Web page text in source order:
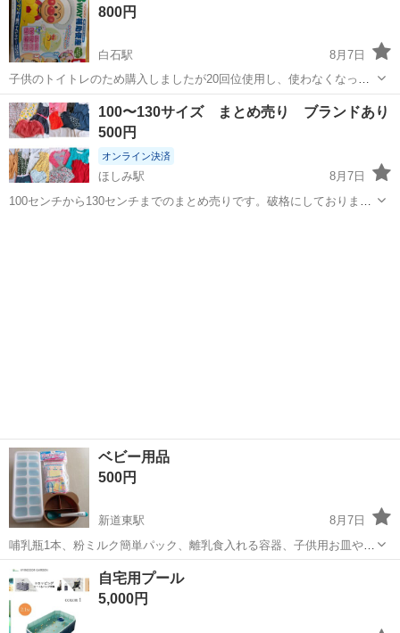
800円
白石駅
8月7日
子供のトイトレのため購入しましたが20回位使用し、使わなくなって
しまったのでお譲りします。 音などは、問題なく鳴ります。 未使用の
電池もお付けします。 楽天で3000円弱で購入しました。 洗剤にて洗
い、熱湯消毒をし、箱付き...
北海道 札幌市 白石駅 ベビー用品
100〜130サイズ まとめ売り ブランドあり
500円
オンライン決済
ほしみ駅
8月7日
100センチから130センチまでのまとめ売りです。破格にしております
ベビー用品
500円
新道東駅
8月7日
哺乳瓶1本、粉ミルク簡単パック、離乳食入れる容器、子供用お皿や温
度で色が変わるスプーンなど… 粉ミルク簡単パックは2個セットです
が1個は開封済です。 哺乳瓶は洗って消毒済です。
北海道 札幌市 新道東駅
自宅用プール
5,000円